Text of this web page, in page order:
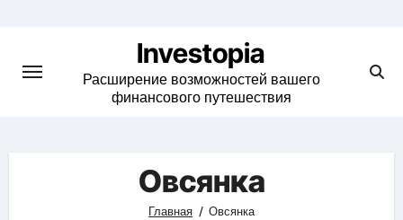
content
Investopia
Расширение возможностей вашего
финансового путешествия
Овсянка
Главная Овсянка